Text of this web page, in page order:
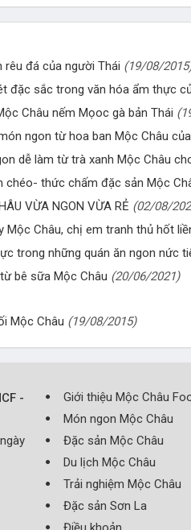
rêu đá của người Thái (19/08/
đặc sắc trong văn hóa ẩm thực
Châu nếm Mọoc gà bản Thái
ngon từ hoa ban Mộc Châu
dễ làm từ trà xanh Mộc Châu
chéo- thức chấm đặc sản Mộc
VỪA NGON VỪA RẺ (02/08/
Mộc Châu, chị em tranh thủ hốt
trong những quán ăn ngon nức
bê sữa Mộc Châu (20/06/2021)
Mộc Châu (19/08/2015)
-
Giới thiệu Mộc Châu
Món ngon Mộc Châu
Đặc sản Mộc Châu
Du lịch Mộc Châu
Trải nghiệm Mộc Châu
Đặc sản Sơn La